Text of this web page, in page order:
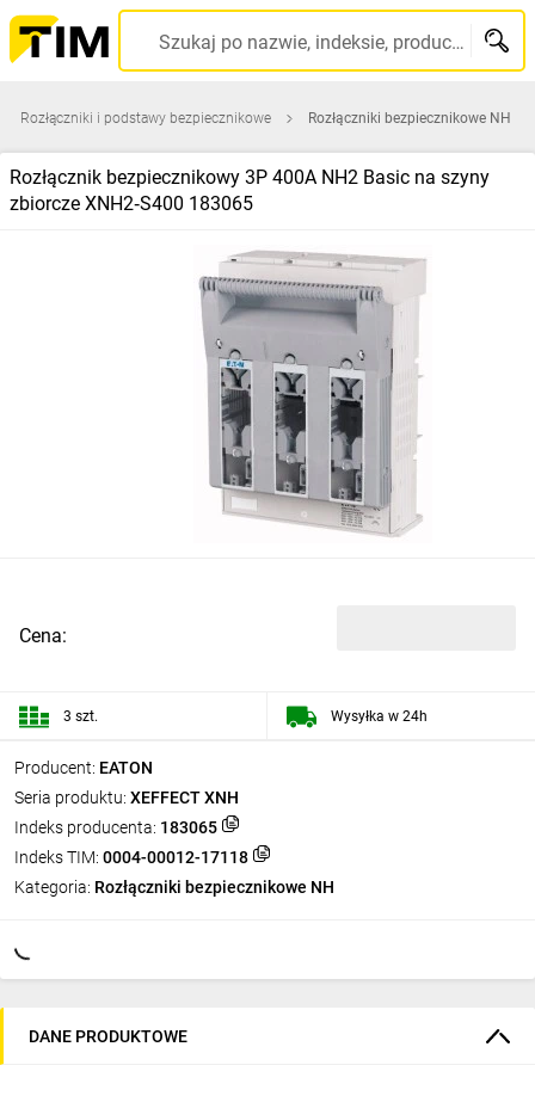
Szukaj po nazwie, indeksie, producencie, kodzie kreskowym...
Rozłączniki i podstawy bezpiecznikowe Rozłączniki bezpiecznikowe NH
Rozłącznik bezpiecznikowy 3P 400A NH2 Basic na szyny
zbiorcze XNH2‑S400 183065
Producent: EATON
Seria produktu: XEFFECT XNH
Indeks producenta: 183065
Indeks TIM: 0004-00012-17118
Kategoria: Rozłączniki bezpiecznikowe NH
Cena:
3 szt. Wysyłka w 24h
DANE PRODUKTOWE